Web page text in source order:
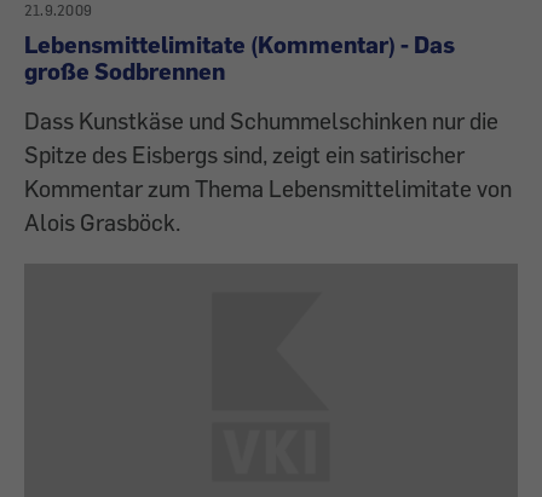
21.9.2009
Lebensmittelimitate (Kommentar) - Das
große Sodbrennen
Dass Kunstkäse und Schummelschinken nur die
Spitze des Eisbergs sind, zeigt ein satirischer
Kommentar zum Thema Lebensmittelimitate von
Alois Grasböck.